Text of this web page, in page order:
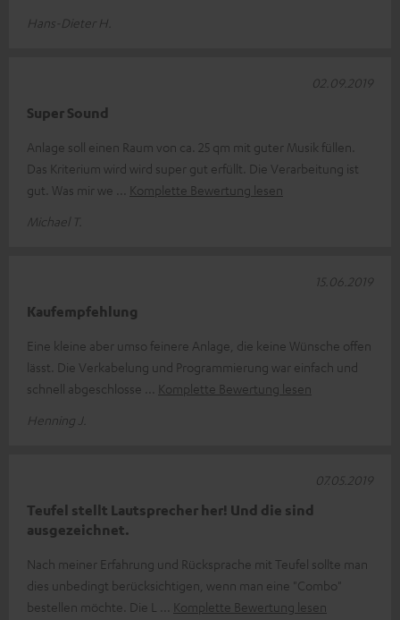
Hans-Dieter H.
Super Sound
Anlage soll einen Raum von ca. 25 qm mit guter Musik füllen.
Das Kriterium wird wird super gut erfüllt. Die Verarbeitung ist
gut. Was mir we
Komplette Bewertung lesen
Michael T.
02.09.2019
Kaufempfehlung
Eine kleine aber umso feinere Anlage, die keine Wünsche offen
lässt. Die Verkabelung und Programmierung war einfach und
schnell abgeschlosse
Komplette Bewertung lesen
Henning J.
15.06.2019
Teufel stellt Lautsprecher her! Und die sind
ausgezeichnet.
Nach meiner Erfahrung und Rücksprache mit Teufel sollte man
dies unbedingt berücksichtigen, wenn man eine "Combo"
bestellen möchte. Die L
Komplette Bewertung lesen
07.05.2019